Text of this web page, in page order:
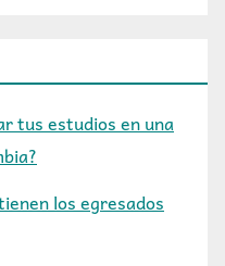
tus estudios en una
los egresados